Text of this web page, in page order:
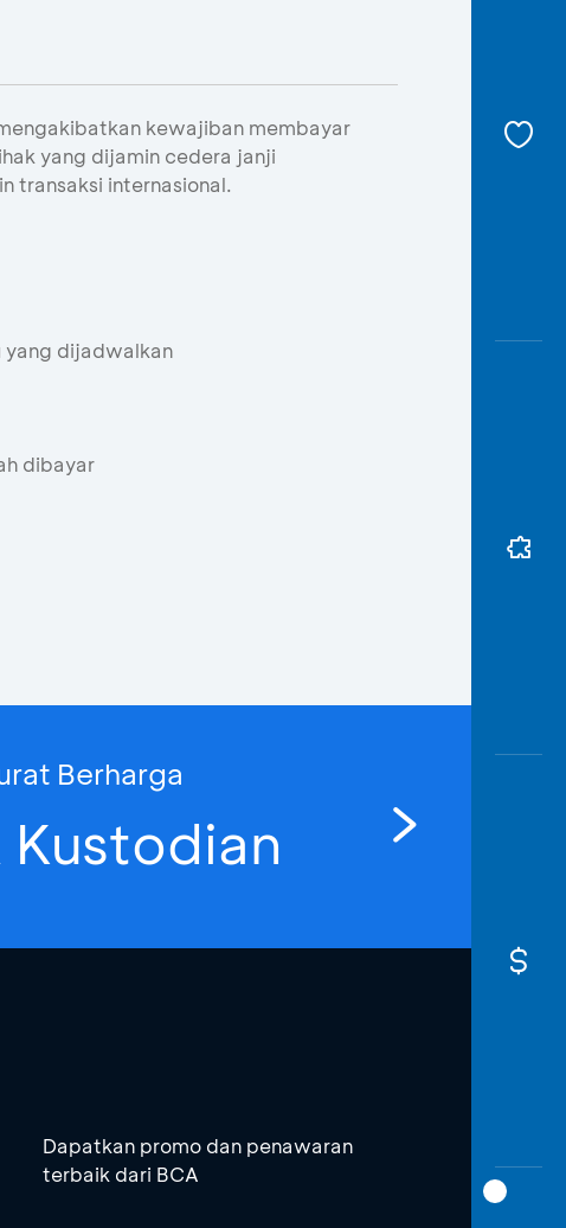
kewajiban membayar
yang dijamin cedera janji
transaksi internasional.
yang dijadwalkan
dibayar
Berharga
Kustodian
Dapatkan promo dan penawaran
terbaik dari BCA